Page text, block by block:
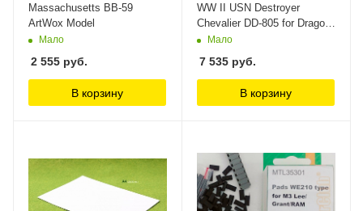
Massachusetts BB-59
ArtWox Model
Мало
2 555 руб.
В корзину
WW II USN Destroyer
Chevalier DD-805 for Dragon
1046 FlyHawk
Мало
7 535 руб.
В корзину